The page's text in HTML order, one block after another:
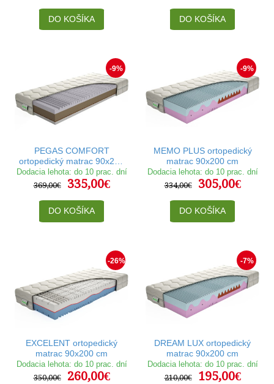
DO KOŠÍKA DO KOŠÍKA
-9%
PEGAS COMFORT
ortopedický matrac 90x200
cm
Dodacia lehota: do 10 prac. dní
369,00€
335,00€
DO KOŠÍKA
-9%
MEMO PLUS ortopedický
matrac 90x200 cm
Dodacia lehota: do 10 prac. dní
334,00€
305,00€
DO KOŠÍKA
-26%
EXCELENT ortopedický
matrac 90x200 cm
Dodacia lehota: do 10 prac. dní
350,00€
260,00€
-7%
DREAM LUX ortopedický
matrac 90x200 cm
Dodacia lehota: do 10 prac. dní
210,00€
195,00€